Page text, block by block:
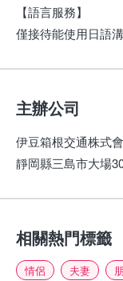
【語言服務】
僅接待能使用日語
主辦公司
伊豆箱根交通株式
靜岡縣三島市大場
相關熱門標籤
情侶 夫妻